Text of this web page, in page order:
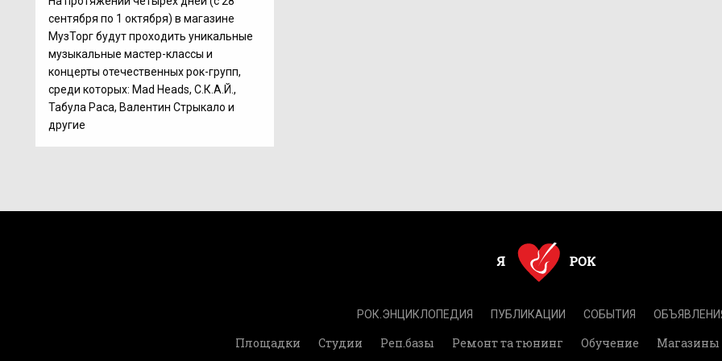
сентября по 1 октября) в магазине
МузТорг будут проходить уникальные
музыкальные мастер-классы и
концерты отечественных рок-групп,
среди которых: Mad Heads, С.К.А.Й.,
Табула Раса, Валентин Стрыкало и
другие
РОК.ЭНЦИКЛОПЕДИЯ ПУБЛИКАЦИИ СОБЫТИЯ
Площадки Студии Реп.базы Ремонт та тюнинг Обучение Магазины